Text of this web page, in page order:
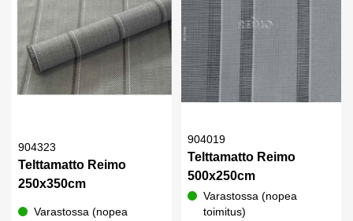
904323
Telttamatto Reimo
250x350cm
Varastossa (nopea
904019
Telttamatto Reimo
500x250cm
Varastossa (nopea
toimitus)